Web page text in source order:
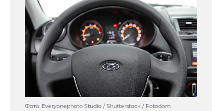
Фото: Everyonephoto Studio / Shutterstock / Fotodom